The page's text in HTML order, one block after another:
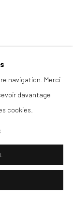
navigation. Merci
davantage
cookies.